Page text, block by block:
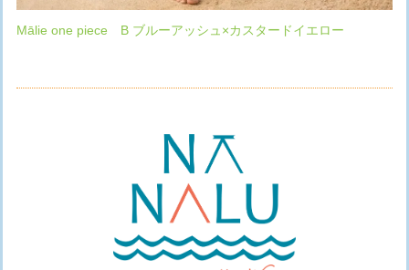
Mālie one piece B ブルーアッシュ×カスタードイエロー